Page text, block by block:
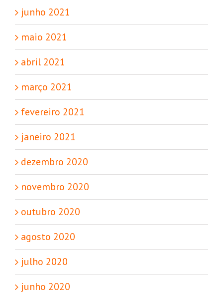
junho 2021
maio 2021
abril 2021
março 2021
fevereiro 2021
janeiro 2021
dezembro 2020
novembro 2020
outubro 2020
agosto 2020
julho 2020
junho 2020